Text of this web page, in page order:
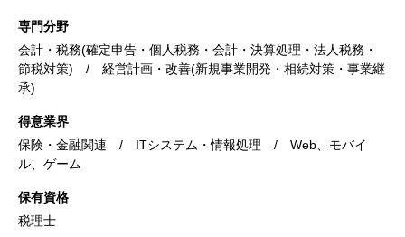
専門分野
会計・税務(確定申告・個人税務・会計・決算処理・法人税務・
節税対策) / 経営計画・改善(新規事業開発・相続対策・事業継
承)
得意業界
保険・金融関連 / ITシステム・情報処理 / Web、モバイ
ル、ゲーム
保有資格
税理士